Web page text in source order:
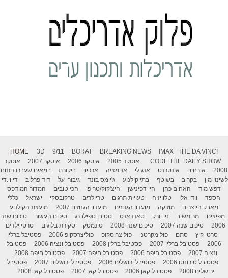
HOME 3D 9/11 BORAT BREAKING NEWS IMAX
THE DA VINCI
CODE THE DAILY SHOW אוסקר 2005 אוסקר 2006 אוסקר 2007
אוסקר
2008
אורחים אינטרנט אנג לי אנימציה ארכיון ביקורת
במאים שעברו ניתוח
לשינוי מין
בקרוב בשוטף בתי קולנוע ג'יימס בונד גיבורי על דוד פרלוב
די.וי.די
דפש מוד
האחים כהן היי דפינישן היצ'קוק/טריפו הכי טובים
המדור המודפס
הספד
וודי אלן טלוויזיה טעויות תרגום טריילרים טרקובסקי ישראל
כללי
מאבק היוצרים
מוזיקה מועדון הגנוזים מועדון הגנוזים 2007
מועצת הקולנוע
מפיצים
מר משיב ניו יורק סאנדאנס סטיבן ספילברג סיכום העשור
סיכום שנה
2006
סיכום שנה 2007 סיכום שנה 2008 סינמטק סקירת בלוגים
סרטי ילדים
סרטי קיץ
סתם פול מקרטני פוליצרוסקופ פוליצרסקופ 2006
פסטיבל ברלין
2006
פסטיבל ברלין 2007 פסטיבל ברלין 2008 פסטיבל ונציה 2006
פסטיבל
ונציה 2007
פסטיבל חיפה 2006 פסטיבל חיפה 2007
פסטיבל חיפה 2008
פסטיבל טורונטו 2006
פסטיבל ירושלים 2006 פסטיבל ירושלים 2007
פסטיבל
ירושלים 2008
פסטיבל קאן 2006 פסטיבל קאן 2007
פסטיבל קאן 2008